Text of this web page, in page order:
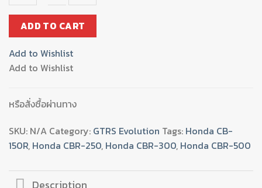
ครัช(ปรับ6ระดับ)
ก้านSLIDE
GTR
R+L
ADD TO CART
Add to Wishlist
Add to Wishlist
หรือสั่งซื้อผ่านทาง
SKU: N/A Category: GTRS Evolution Tags: Honda CB-
150R, Honda CBR-250, Honda CBR-300, Honda CBR-500